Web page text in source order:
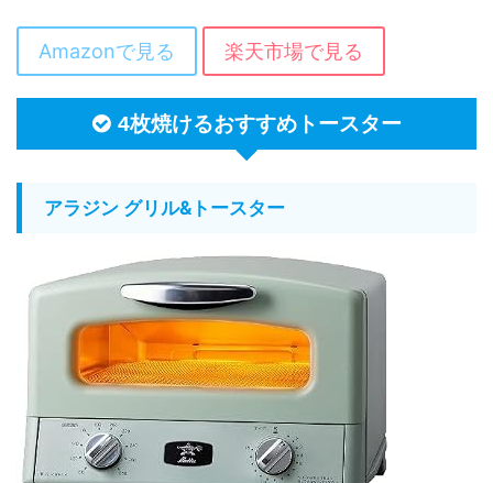
Amazonで見る 楽天市場で見る
4枚焼けるおすすめトースター
アラジン グリル&トースター